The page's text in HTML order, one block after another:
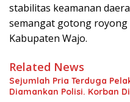
stabilitas keamanan
semangat gotong royong
Kabupaten Wajo.
Related News
Sejumlah Pria Terduga
Diamankan Polisi. Korban